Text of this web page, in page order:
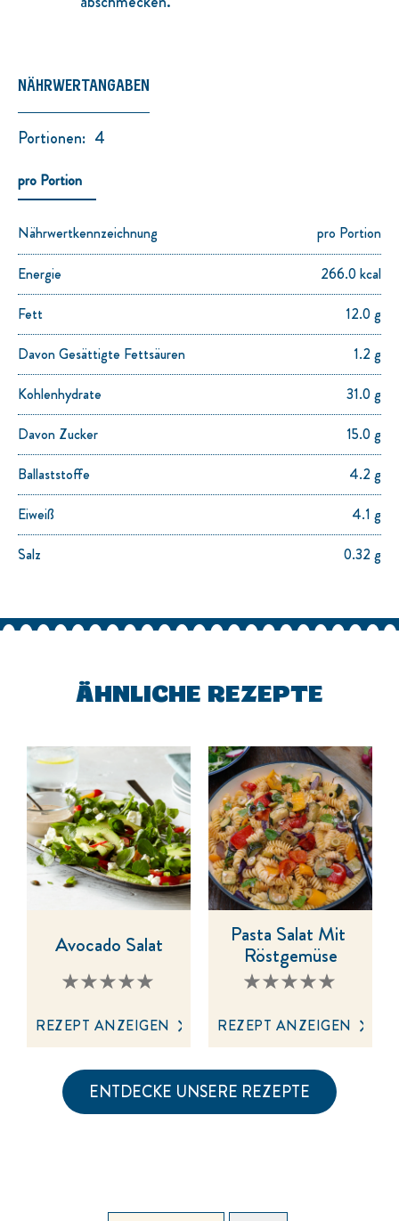
NÄHRWERTANGABEN
Portionen: 4
pro Portion
Nährwertkennzeichnung
pro Portion
Energie
266.0 kcal
Fett
12.0 g
Davon Gesättigte Fettsäuren
1.2 g
Kohlenhydrate
31.0 g
Davon Zucker
15.0 g
Ballaststoffe
4.2 g
Eiweiß
4.1 g
Salz
0.32 g
ÄHNLICHE REZEPTE
Keine
dieses
recipe
Avocado Salat
REZEPT ANZEIGEN
Keine
dieses
recipe
Pasta Salat Mit
Röstgemüse
REZEPT ANZEIGEN
ENTDECKE UNSERE REZEPTE